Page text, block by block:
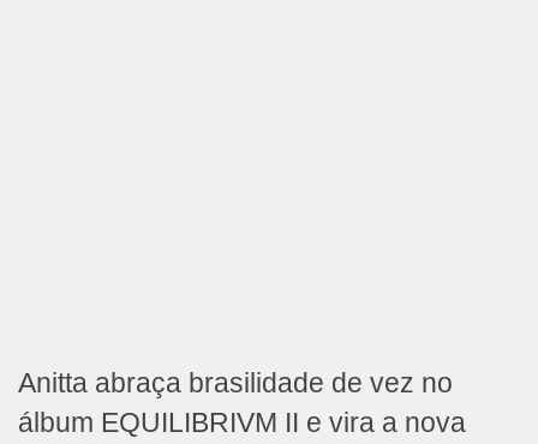
Anitta abraça brasilidade de vez no
álbum EQUILIBRIVM II e vira a nova